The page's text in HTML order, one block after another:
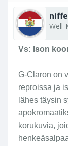
niffe
Vs: Ison
G-Claron on
reproissa ja
lähes täysin
korukuvia,